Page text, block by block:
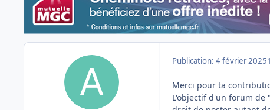
Publication: 4 février 2025
Merci pour ta
L'objectif d'un forum de